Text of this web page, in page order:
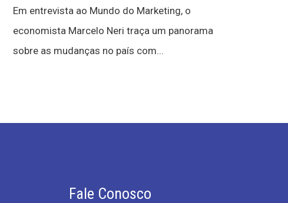
Em entrevista ao Mundo do Marketing, o
economista Marcelo Neri traça um panorama
sobre as mudanças no país com...
Fale Conosco